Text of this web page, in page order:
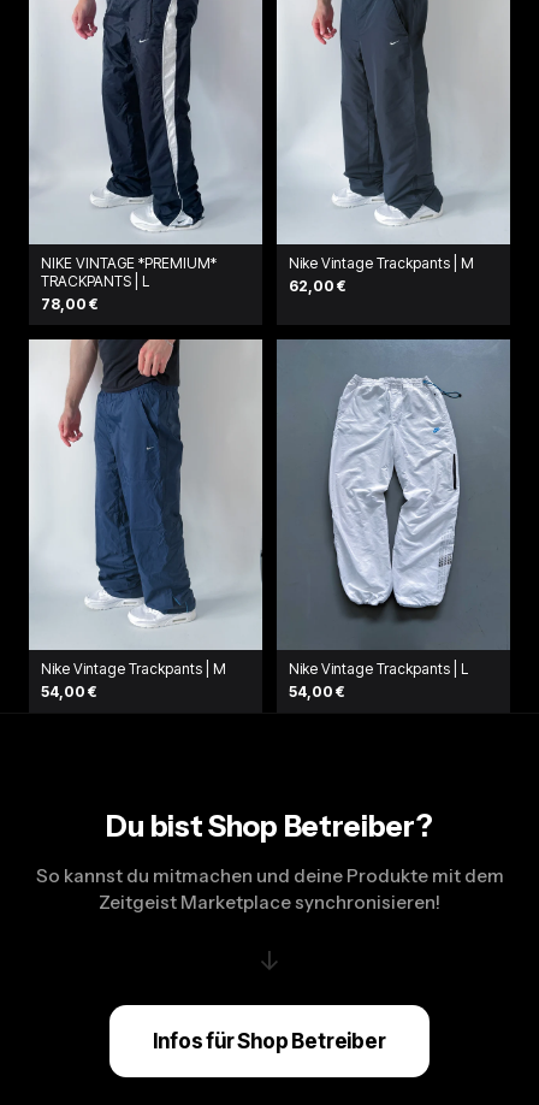
NIKE VINTAGE *PREMIUM*
TRACKPANTS | L
78,00 €
Nike Vintage Trackpants | M
62,00 €
Nike Vintage Trackpants | M
54,00 €
Nike Vintage Trackpants | L
54,00 €
Du bist Shop Betreiber?
So kannst du mitmachen und deine Produkte mit dem
Zeitgeist Marketplace synchronisieren!
↓
Infos für Shop Betreiber